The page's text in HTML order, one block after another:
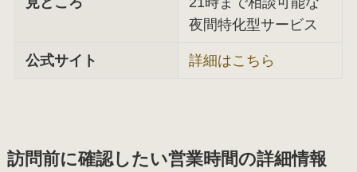
夜間特化型サービス
公式サイト 詳細はこちら
訪問前に確認したい営業時間の詳細情報